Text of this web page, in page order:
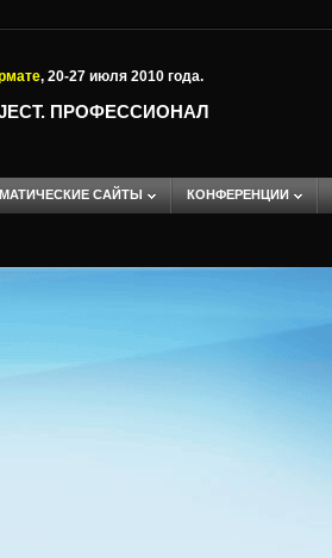
, 20-27 июля 2010 года.
ПРОФЕССИОНАЛ
САЙТЫ КОНФЕРЕНЦИИ